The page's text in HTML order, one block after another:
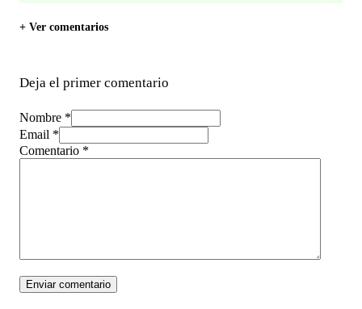
+ Ver comentarios
Deja el primer comentario
Nombre *
Email *
Comentario *